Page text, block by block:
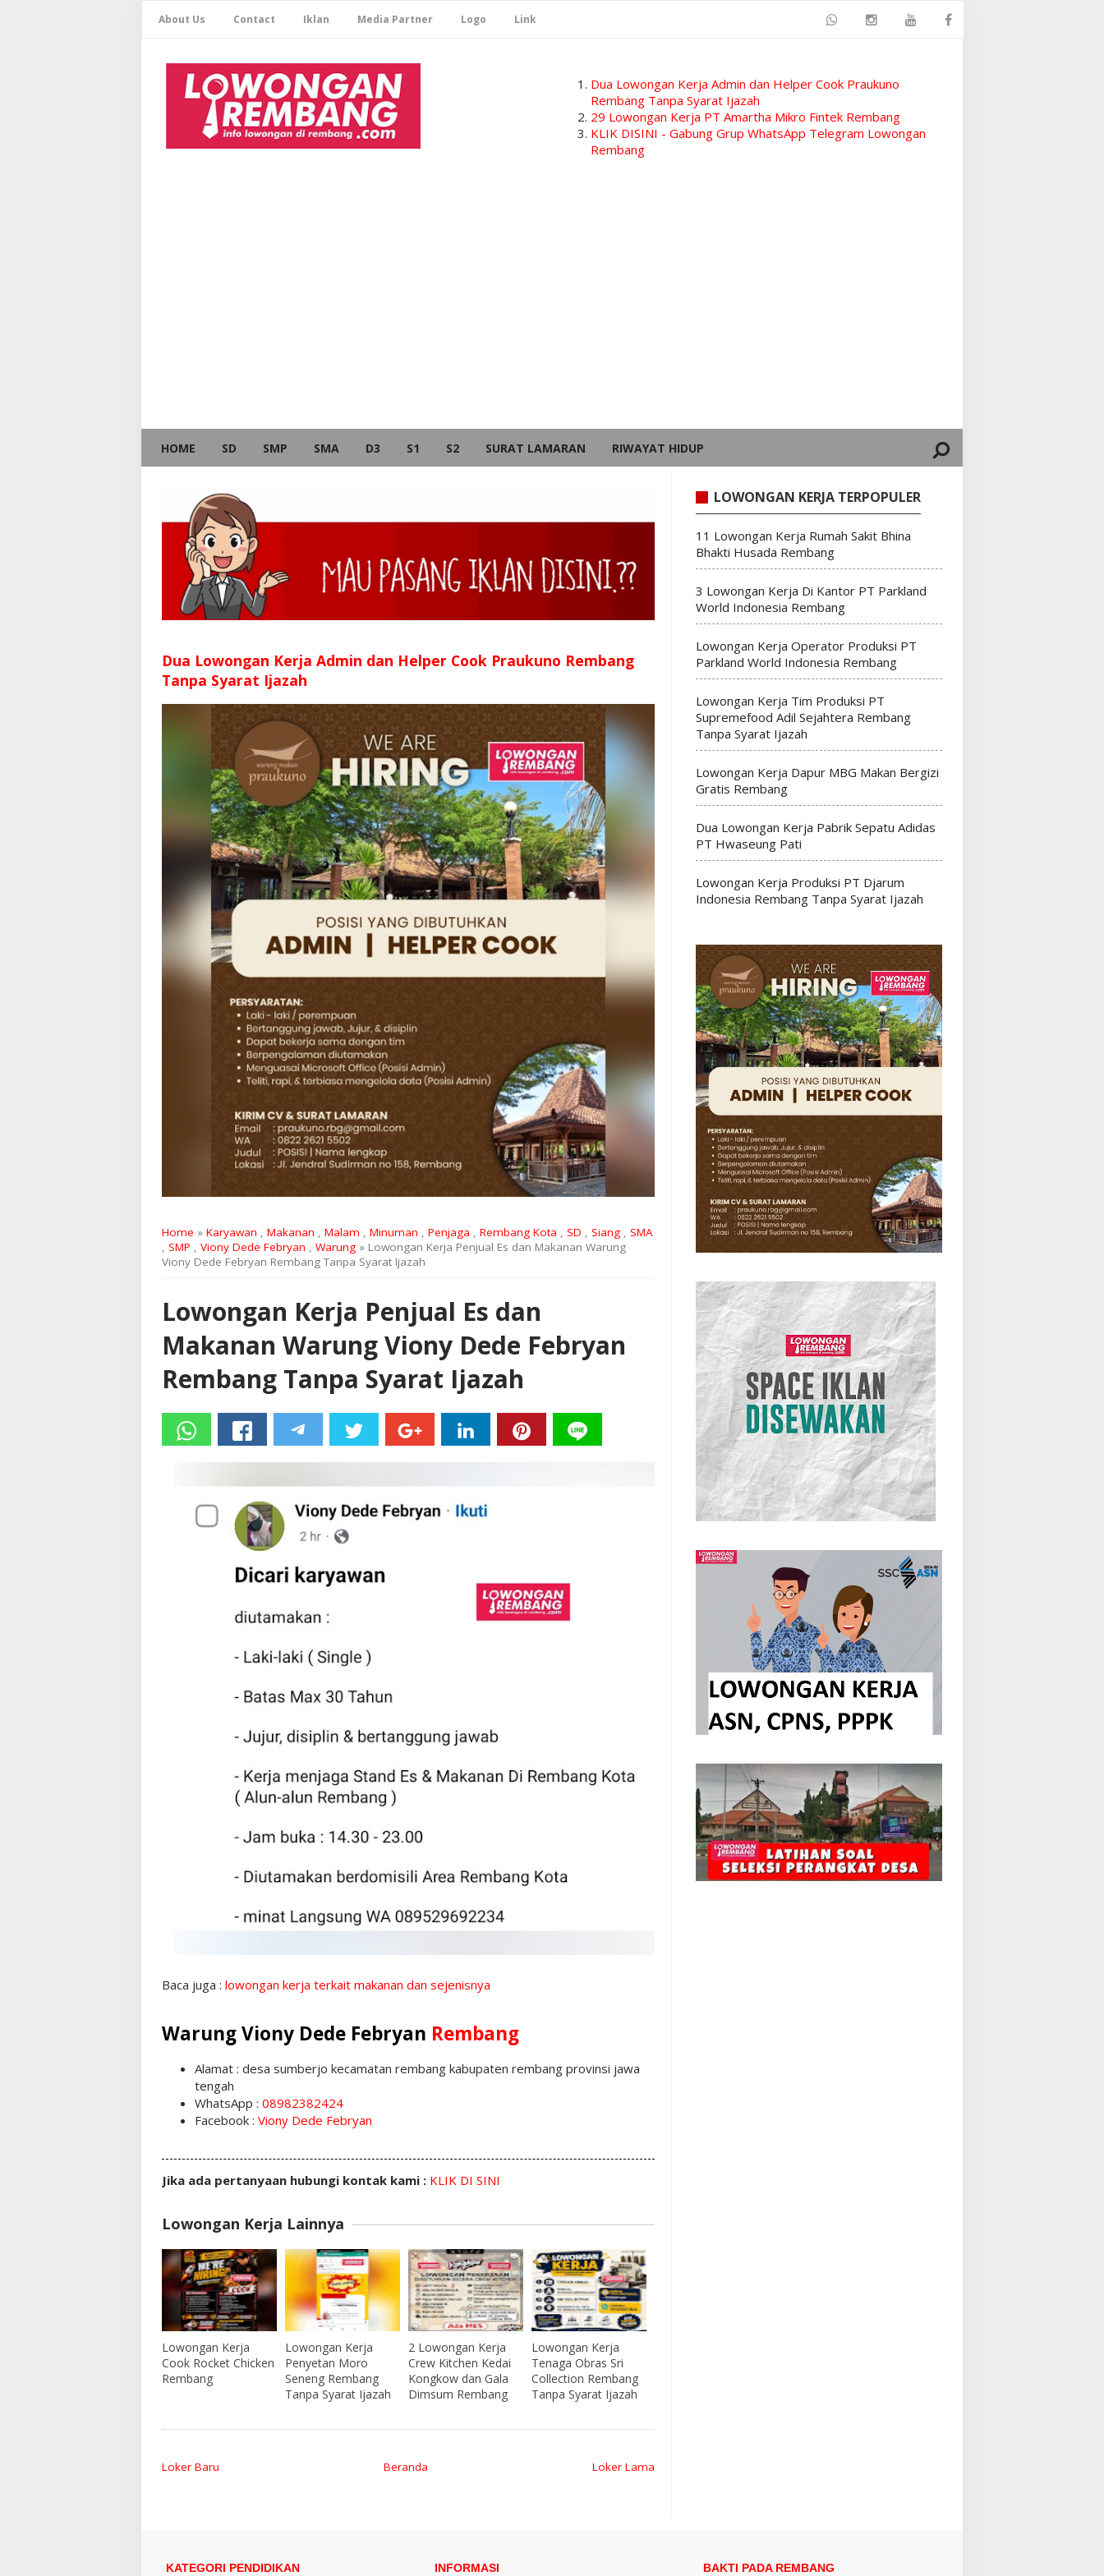
About Us Contact Iklan Media Partner Logo Link
Dua Lowongan Kerja Admin dan Helper Cook Praukuno
Rembang Tanpa Syarat Ijazah
29 Lowongan Kerja PT Amartha Mikro Fintek Rembang
KLIK DISINI - Gabung Grup WhatsApp Telegram Lowongan
Rembang
HOME SD SMP SMA D3 S1 S2 SURAT LAMARAN RIWAYAT HIDUP
Dua Lowongan Kerja Admin dan Helper Cook Praukuno Rembang
Tanpa Syarat Ijazah
Home » Karyawan , Makanan , Malam , Minuman , Penjaga , Rembang Kota , SD , Siang , SMA
, SMP , Viony Dede Febryan , Warung » Lowongan Kerja Penjual Es dan Makanan Warung
Viony Dede Febryan Rembang Tanpa Syarat Ijazah
Lowongan Kerja Penjual Es dan
Makanan Warung Viony Dede Febryan
Rembang Tanpa Syarat Ijazah
Baca juga : lowongan kerja terkait makanan dan sejenisnya
Warung Viony Dede Febryan Rembang
Alamat : desa sumberjo kecamatan rembang kabupaten rembang provinsi jawa
tengah
WhatsApp : 08982382424
Facebook : Viony Dede Febryan
Jika ada pertanyaan hubungi kontak kami : KLIK DI SINI
Lowongan Kerja Lainnya
Lowongan Kerja
Cook Rocket Chicken
Rembang
Lowongan Kerja
Penyetan Moro
Seneng Rembang
Tanpa Syarat Ijazah
2 Lowongan Kerja
Crew Kitchen Kedai
Kongkow dan Gala
Dimsum Rembang
Lowongan Kerja
Tenaga Obras Sri
Collection Rembang
Tanpa Syarat Ijazah
Loker Baru Loker Lama
Beranda
LOWONGAN KERJA TERPOPULER
11 Lowongan Kerja Rumah Sakit Bhina
Bhakti Husada Rembang
3 Lowongan Kerja Di Kantor PT Parkland
World Indonesia Rembang
Lowongan Kerja Operator Produksi PT
Parkland World Indonesia Rembang
Lowongan Kerja Tim Produksi PT
Supremefood Adil Sejahtera Rembang
Tanpa Syarat Ijazah
Lowongan Kerja Dapur MBG Makan Bergizi
Gratis Rembang
Dua Lowongan Kerja Pabrik Sepatu Adidas
PT Hwaseung Pati
Lowongan Kerja Produksi PT Djarum
Indonesia Rembang Tanpa Syarat Ijazah
KATEGORI PENDIDIKAN INFORMASI BAKTI PADA REMBANG